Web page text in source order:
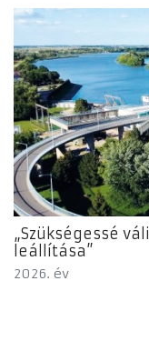
„Szükségessé
leállítása”
2026. év